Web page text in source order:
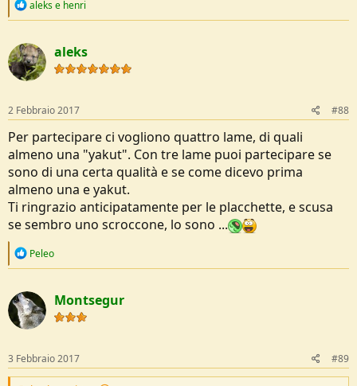
R
c
t
i
o
s
:
alekse henri
aleks
2 Febbraio 2017 #88
Per partecipare ci vogliono quattro lame, di quali
almeno una "yakut". Con tre lame puoi partecipare se
sono di una certa qualità e se come dicevo prima
almeno una e yakut.
Ti ringrazio anticipatamente per le placchette, e scusa
se sembro uno scroccone, lo sono ...
R
c
t
i
o
s
:
Peleo
Montsegur
3 Febbraio 2017 #89